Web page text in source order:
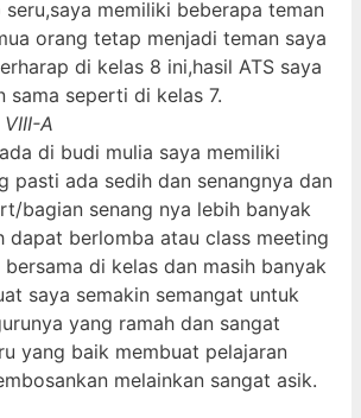
memiliki beberapa teman
orang tetap menjadi teman saya
di kelas 8 ini,hasil ATS saya
sama seperti di kelas 7.
VIII-A
di budi mulia saya memiliki
pasti ada sedih dan senangnya dan
bagian senang nya lebih banyak
dapat berlomba atau class meeting
di kelas dan masih banyak
saya semakin semangat untuk
yang ramah dan sangat
yang baik membuat pelajaran
melainkan sangat asik.